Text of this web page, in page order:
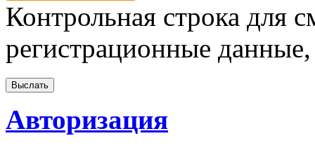
Контрольная строка для
регистрационные
Авторизация